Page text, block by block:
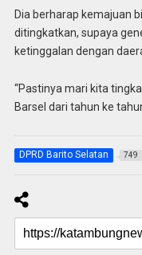
Dia berharap kemajuan
ditingkatkan, supaya
ketinggalan dengan
“Pastinya mari kita
Barsel dari tahun ke
DPRD Barito Selatan 749